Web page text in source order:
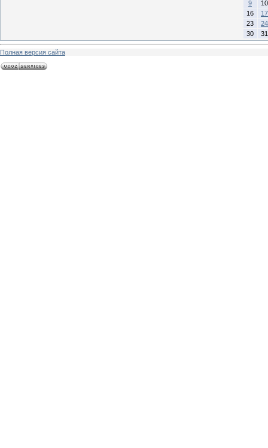
9
10
16
17
23
24
30
31
Полная версия сайта